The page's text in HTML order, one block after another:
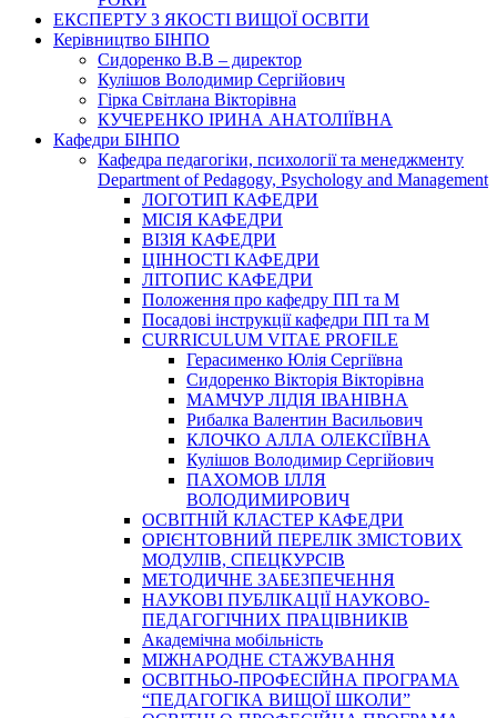
ЕКСПЕРТУ З ЯКОСТІ ВИЩОЇ ОСВІТИ
Керівництво БІНПО
Сидоренко В.В – директор
Кулішов Володимир Сергійович
Гірка Світлана Вікторівна
КУЧЕРЕНКО ІРИНА АНАТОЛІЇВНА
Кафедри БІНПО
Кафедра педагогіки, психології та менеджменту
Department of Pedagogy, Psychology and Management
ЛОГОТИП КАФЕДРИ
МІСІЯ КАФЕДРИ
ВІЗІЯ КАФЕДРИ
ЦІННОСТІ КАФЕДРИ
ЛІТОПИС КАФЕДРИ
Положення про кафедру ПП та М
Посадові інструкції кафедри ПП та М
CURRICULUM VITAE PROFILE
Герасименко Юлія Сергіївна
Сидоренко Вікторія Вікторівна
МАМЧУР ЛІДІЯ ІВАНІВНА
Рибалка Валентин Васильович
КЛОЧКО АЛЛА ОЛЕКСІЇВНА
Кулішов Володимир Сергійович
ПАХОМОВ ІЛЛЯ
ВОЛОДИМИРОВИЧ
ОСВІТНІЙ КЛАСТЕР КАФЕДРИ
ОРІЄНТОВНИЙ ПЕРЕЛІК ЗМІСТОВИХ
МОДУЛІВ, СПЕЦКУРСІВ
МЕТОДИЧНЕ ЗАБЕЗПЕЧЕННЯ
НАУКОВІ ПУБЛІКАЦІЇ НАУКОВО-
ПЕДАГОГІЧНИХ ПРАЦІВНИКІВ
Академічна мобільність
МІЖНАРОДНЕ СТАЖУВАННЯ
ОСВІТНЬО-ПРОФЕСІЙНА ПРОГРАМА
“ПЕДАГОГІКА ВИЩОЇ ШКОЛИ”